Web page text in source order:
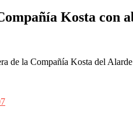
Kosta con
de la Compañía Kosta del